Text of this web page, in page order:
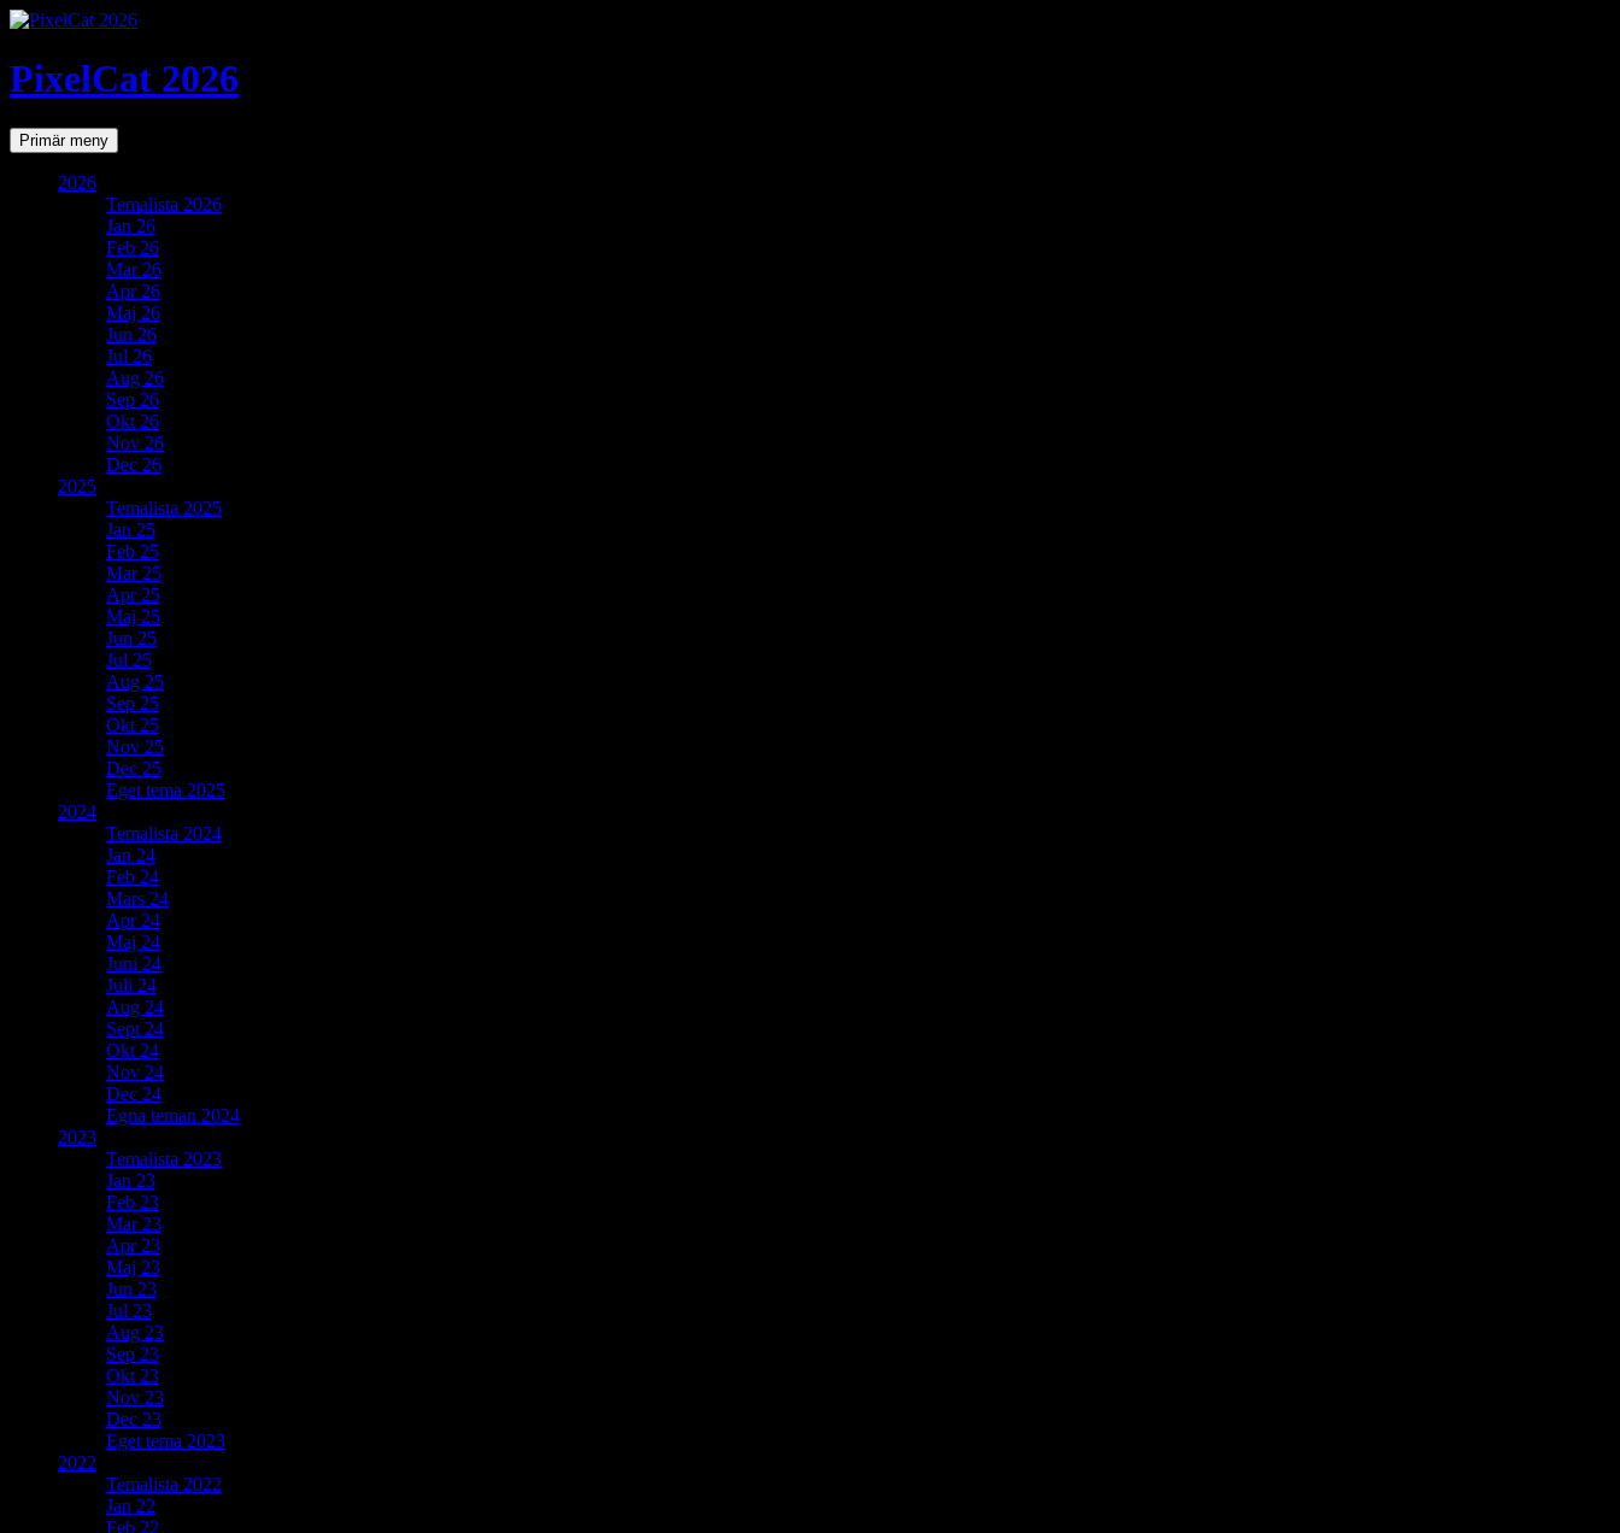
PixelCat 2026
SökPrimär meny Gå
till
2026
Temalista 2026
Jan 26
Feb 26
Mar 26
Apr 26
Maj 26
Jun 26
Jul 26
Aug 26
Sep 26
Okt 26
Nov 26
Dec 26
2025
Temalista 2025
Jan 25
Feb 25
Mar 25
Apr 25
Maj 25
Jun 25
Jul 25
Aug 25
Sep 25
Okt 25
Nov 25
Dec 25
Eget tema 2025
2024
Temalista 2024
Jan 24
Feb 24
Mars 24
Apr 24
Maj 24
Juni 24
Juli 24
Aug 24
Sept 24
Okt 24
Nov 24
Dec 24
Egna teman 2024
2023
Temalista 2023
Jan 23
Feb 23
Mar 23
Apr 23
Maj 23
Jun 23
Jul 23
Aug 23
Sep 23
Okt 23
Nov 23
Dec 23
Eget tema 2023
2022
Temalista 2022
Jan 22
Feb 22